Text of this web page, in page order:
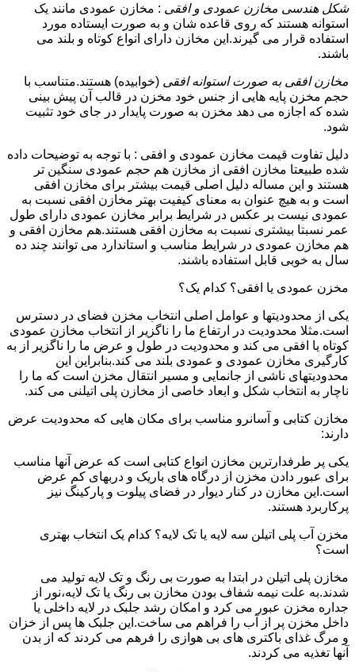
شکل هندسی مخازن عمودی و افقی : مخازن عمودی مانند یک
استوانه هستند که روی قاعده شان و به صورت ایستاده مورد
استفاده قرار می گیرند.این مخازن دارای انواع کوتاه و بلند می
باشند.
مخازن افقی به صورت استوانه افقی (خوابیده) هستند.متناسب با
حجم مخزن پایه هایی از جنس خود مخزن در قالب آن پیش بینی
شده که اجازه می دهد مخزن به صورت پایدار در جای خود تثبیت
شود.
دلیل تفاوت قیمت مخازن عمودی و افقی : با توجه به توضیحات داده
شده طبیعتا مخازن افقی از مخازن هم حجم عمودی سنگین تر
هستند و این مساله دلیل اصلی قیمت بیشتر برای مخازن افقی
است و به هیچ عنوان به معنای کیفیت بهتر مخازن افقی نسبت به
عمودی نیست بر عکس در شرایط برابر مخازن عمودی دارای طول
عمر نسبتا بیشتری نسبت به مخازن افقی هستند.هم مخازن افقی و
هم مخازن عمودی در شرایط مناسب و استاندارد می توانند چند ده
سال به خوبی قابل استفاده باشند.
مخزن عمودی یا افقی؟ کدام یک؟
یکی از محدودیتها و عوامل اصلی انتخاب مخزن فضای در دسترس
است.مثلا محدودیت در ارتفاع ما را ناگزیر از انتخاب مخازن عمودی
کوتاه یا افقی می کند و محدودیت در طول و عرض ما را ناگزیر از به
کارگیری مخازن عمودی و عمودی بلند می کند.بنابراین این
محدودیتهای ناشی از جانمایی و مسیر انتقال مخزن است که ما را
ناچار به انتخاب شکل و ابعاد خاصی از مخازن پلی اتیلنی می کند.
مخازن کتابی و آسانرو مناسب برای مکان هایی که محدودیت عرض
دارند:
یکی پر طرفدارترین مخازن انواع کتابی است که عرض آنها مناسب
برای عبور دادن مخزن از درگاه های باریک و دربهای کم عرض
است.این مخازن در کنار دیوار در فضای پیلوت و پارکینگ نیز
پرکاربرد هستند.
مخزن آب پلی اتیلن سه لایه یا تک لایه؟ کدام یک انتخاب بهتری
است؟
مخازن پلی اتیلن در ابتدا به صورت بی رنگ و تک لایه تولید می
شدند.به علت نیمه شفاف بودن مخازن بی رنگ یا تک لایه،نور از
جداره مخزن عبور می کرد و امکان رشد جلبک در لایه داخلی یا
داخل مخزن پر از آب را فراهم می ساخت.این جلبک ها پس از خزان
و مرگ غذای باکتری های بی هوازی را فرهم می کردند که از بدن
آنها تغذیه می کردند.